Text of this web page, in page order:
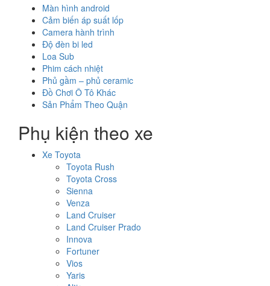
Màn hình android
Cảm biến áp suất lốp
Camera hành trình
Độ đèn bi led
Loa Sub
Phim cách nhiệt
Phủ gầm – phủ ceramic
Đồ Chơi Ô Tô Khác
Sản Phẩm Theo Quận
Phụ kiện theo xe
Xe Toyota
Toyota Rush
Toyota Cross
Sienna
Venza
Land Cruiser
Land Cruiser Prado
Innova
Fortuner
Vios
Yaris